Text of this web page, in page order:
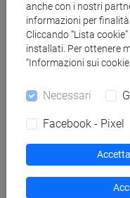
segui il feed
Cerca nel sito
Ricerca persone
Ricerca insegnamenti
Ricerca aule
anche con i nostri
informazioni per
Cliccando “Lista
installati. Per ottenere
“Informazioni sui
Necessari
Facebook - Pixel